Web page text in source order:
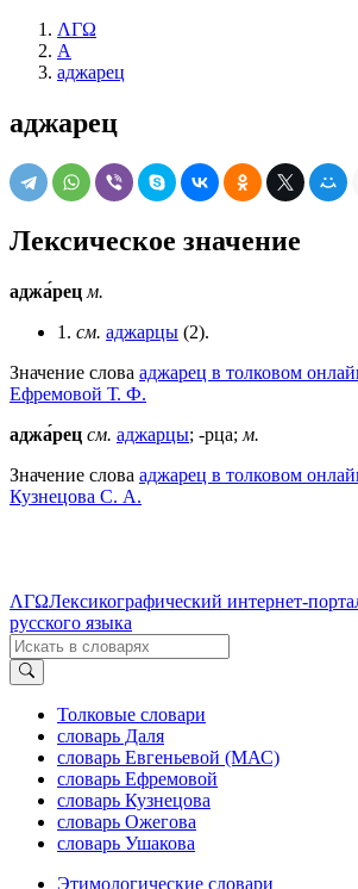
ΛΓΩ
А
аджарец
аджарец
Лексическое значение
аджа́рец м.
1. см. аджарцы (2).
Значение слова аджарец в толковом
Ефремовой Т. Ф.
аджа́рец см. аджарцы; -рца; м.
Значение слова аджарец в толковом
Кузнецова С. А.
ΛΓΩЛексикографический интернет-
русского языка
Толковые словари
словарь Даля
словарь Евгеньевой (МАС)
словарь Ефремовой
словарь Кузнецова
словарь Ожегова
словарь Ушакова
Этимологические словари